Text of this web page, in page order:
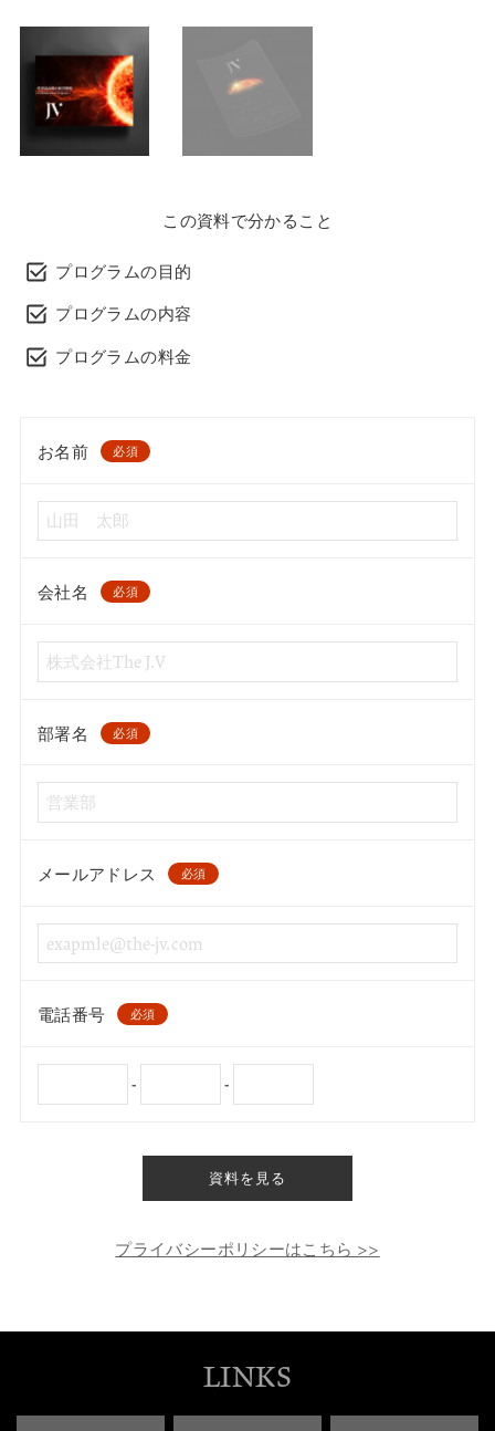
この資料で分かること
プログラムの目的
プログラムの内容
プログラムの料金
お名前 必須
会社名 必須
部署名 必須
メールアドレス 必須
電話番号 必須
- -
資料を見る
プライバシーポリシーはこちら >>
LINKS